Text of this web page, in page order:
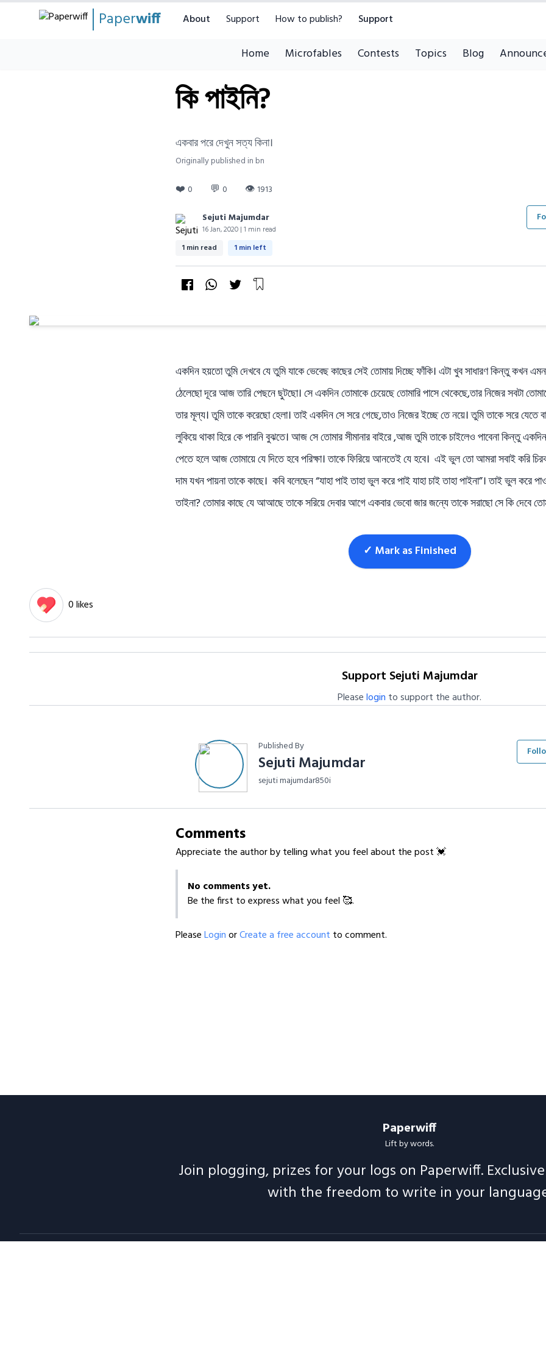
Paperwiff About Support How to publish? Support
Home Microfables Contests Topics Blog
কি পাইনি?
একবার পরে দেখুন সত্য কিনা।
Originally published in bn
❤️ 0 💬 0 👁 1913
Sejuti Majumdar
16 Jan, 2020 | 1 min read
1 min read 1 min left
একদিন হয়তো তুমি দেখবে যে তুমি যাকে ভেবেছ কাছের সেই তোমায় দিচ্ছে ফাঁকি। এটা খুব সাধারণ কিন্তু কখন
ঠেলেছো দূরে আজ তারি পেছনে ছুটছো। সে একদিন তোমাকে চেয়েছে তোমারি পাসে থেকেছে,তার নিজের সবটা
তার মূল্য। তুমি তাকে করেছো হেলা। তাই একদিন সে সরে গেছে,তাও নিজের ইচ্ছে তে নয়ে। তুমি তাকে সরে যেতে
লুকিয়ে থাকা হিরে কে পারনি বুঝতে। আজ সে তোমার সীমানার বাইরে ,আজ তুমি তাকে চাইলেও পাবেনা কিন্তু
পেতে হলে আজ তোমায়ে যে দিতে হবে পরিক্ষা। তাকে ফিরিয়ে আনতেই যে হবে। এই ভুল তো আমরা সবাই করি
দাম যখন পায়না তাকে কাছে। কবি বলেছেন “যাহা পাই তাহা ভুল করে পাই যাহা চাই তাহা পাইনা”। তাই ভুল করে
তাইনা? তোমার কাছে যে আআছে তাকে সরিয়ে দেবার আগে একবার ভেবো জার জন্যে তাকে সরাছো সে কি দেবে
✓ Mark as Finished
0 likes
Support Sejuti Majumdar
Pleaselogin to support the author.
Published By
Sejuti Majumdar
sejuti majumdar850i
Comments
Appreciate the author by telling what you feel about the post 💓
No comments yet.
Be the first to express what you feel 🥰.
PleaseLoginorCreate a free account to comment.
Paperwiff
Lift by words.
Join plogging, prizes for your logs on Paperwiff.
with the freedom to write in your